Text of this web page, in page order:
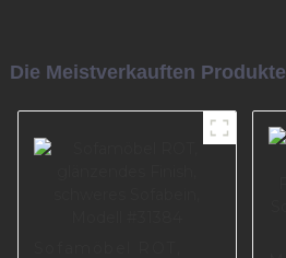
Die Meistverkauften Produkte